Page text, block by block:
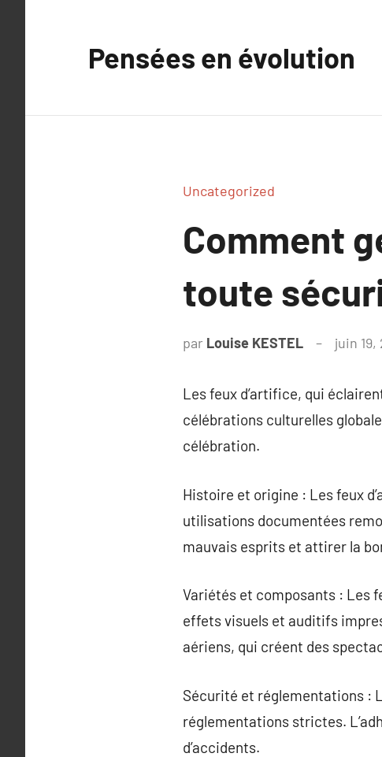
Pensées en évolution
Uncategorized
Comment
toute
par Louise KESTEL juin 19,
Les feux d’artifice, qui
célébrations culturelles
célébration.
Histoire et origine : Les feux
utilisations documentées
mauvais esprits et attirer la
Variétés et composants : Les
effets visuels et auditifs
aériens, qui créent des
Sécurité et réglementations :
réglementations strictes.
d’accidents.